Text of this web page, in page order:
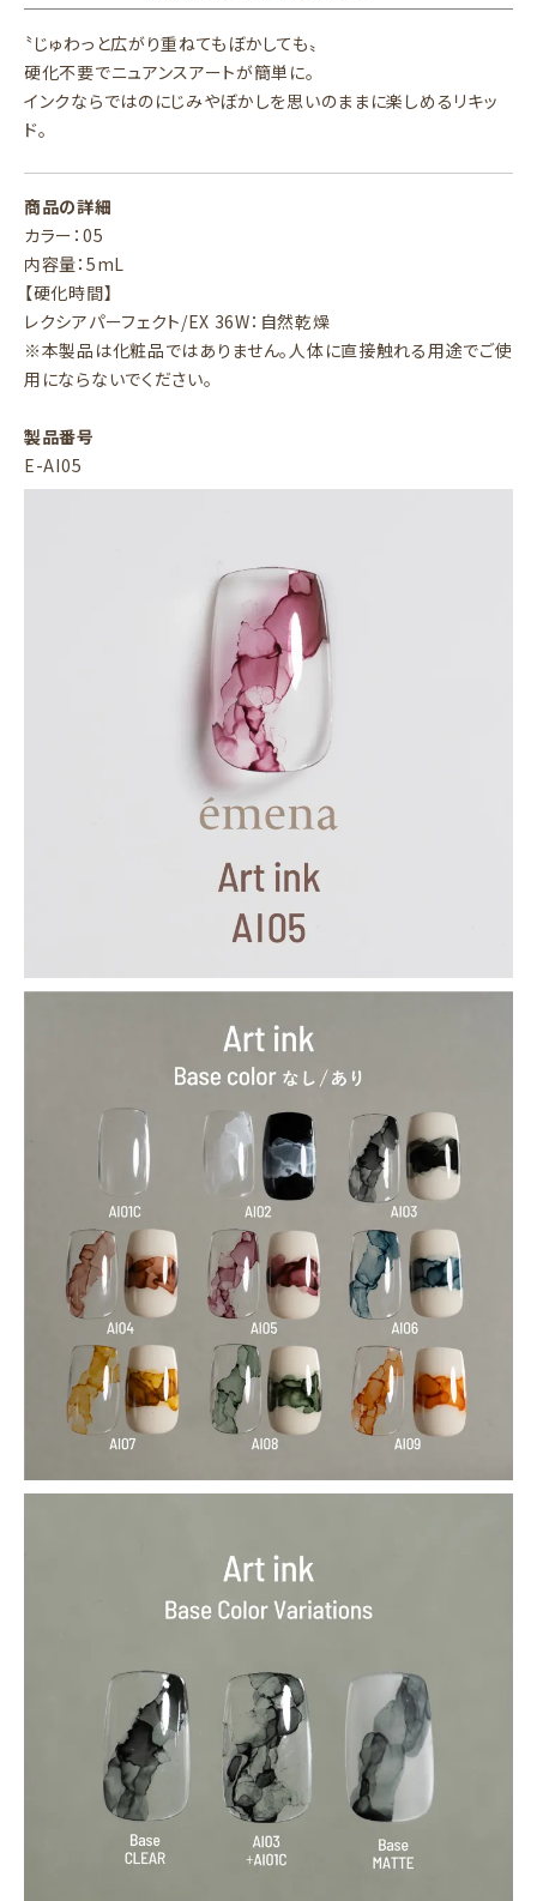
〝じゅわっと広がり重ねてもぼかしても〟
硬化不要でニュアンスアートが簡単に。
インクならではのにじみやぼかしを思いのままに楽しめるリキッ
ド。
商品の詳細
カラー：05
内容量：5mL
【硬化時間】
レクシアパーフェクト/EX 36W：自然乾燥
※本製品は化粧品ではありません。人体に直接触れる用途でご使
用にならないでください。
製品番号
E-AI05